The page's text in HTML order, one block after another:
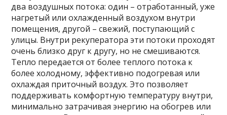
два воздушных потока: один – отработанный, уже
нагретый или охлажденный воздухом внутри
помещения, другой – свежий, поступающий с
улицы. Внутри рекуператора эти потоки проходят
очень близко друг к другу, но не смешиваются.
Тепло передается от более теплого потока к
более холодному, эффективно подогревая или
охлаждая приточный воздух. Это позволяет
поддерживать комфортную температуру внутри,
минимально затрачивая энергию на обогрев или